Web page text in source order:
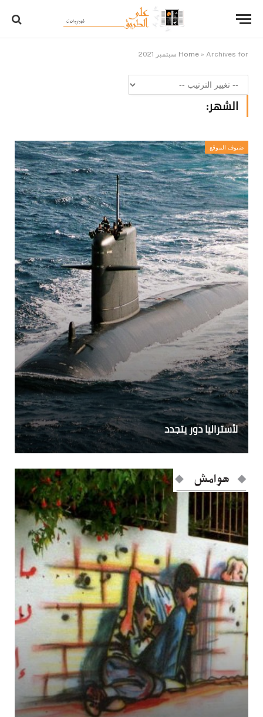
Home » Archives for سبتمبر 2021
الشهر:
ضيوف الموقع
لأستراليا دور يتجدد